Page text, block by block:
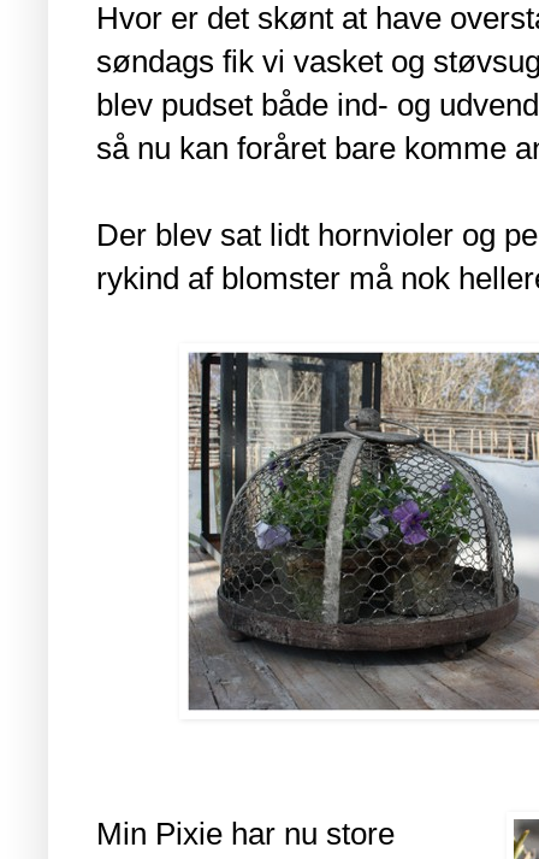
Hvor er det skønt at have
søndags fik vi vasket og
blev pudset både ind- og
så nu kan foråret bare komme
Der blev sat lidt hornvioler og
rykind af blomster må nok
Min Pixie har nu store